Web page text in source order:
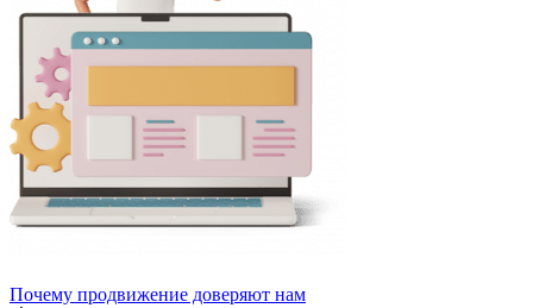
Почему продвижение доверяют нам